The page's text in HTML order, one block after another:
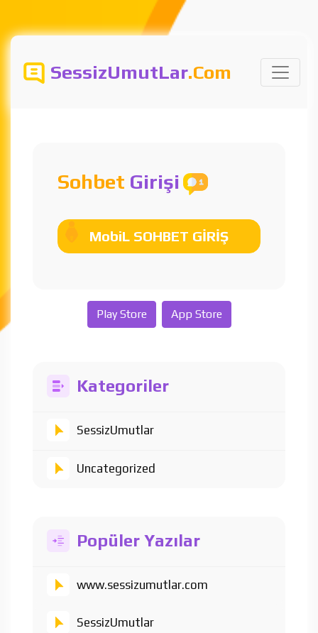
SessizUmutLar.Com
Sohbet Girişi
MobiL SOHBET GİRİŞ
Play Store App Store
Kategoriler
SessizUmutlar
Uncategorized
Popüler Yazılar
www.sessizumutlar.com
SessizUmutlar